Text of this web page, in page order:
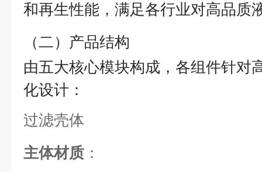
和再生性能，满足各行业对高品质
（二）产品结构
由五大核心模块构成，各组件针对
化设计：
过滤壳体
主体材质 ：